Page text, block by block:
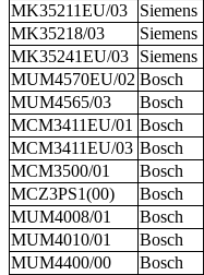
MK35211EU/03
Siemens
MK35218/03
Siemens
MK35241EU/03
Siemens
MUM4570EU/02 Bosch
MUM4565/03
Bosch
MCM3411EU/01 Bosch
MCM3411EU/03 Bosch
MCM3500/01
Bosch
MCZ3PS1(00)
Bosch
MUM4008/01
Bosch
MUM4010/01
Bosch
MUM4400/00
Bosch